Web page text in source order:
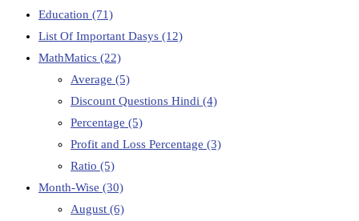
Education (71)
List Of Important Dasys (12)
MathMatics (22)
Average (5)
Discount Questions Hindi (4)
Percentage (5)
Profit and Loss Percentage (3)
Ratio (5)
Month-Wise (30)
August (6)